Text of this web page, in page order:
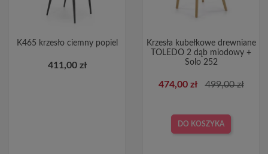
K465 krzesło ciemny popiel
411,00 zł
Krzesła kubełkowe drewniane
TOLEDO 2 dąb miodowy +
Solo 252
474,00 zł 499,00 zł
DO KOSZYKA